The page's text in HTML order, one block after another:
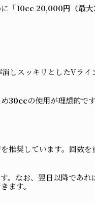
「10cc 20,000円（最大
しスッキリとしたVラ
30ccの使用が理想的です
推奨しています。回数を
。なお、翌日以降であれ
ます。